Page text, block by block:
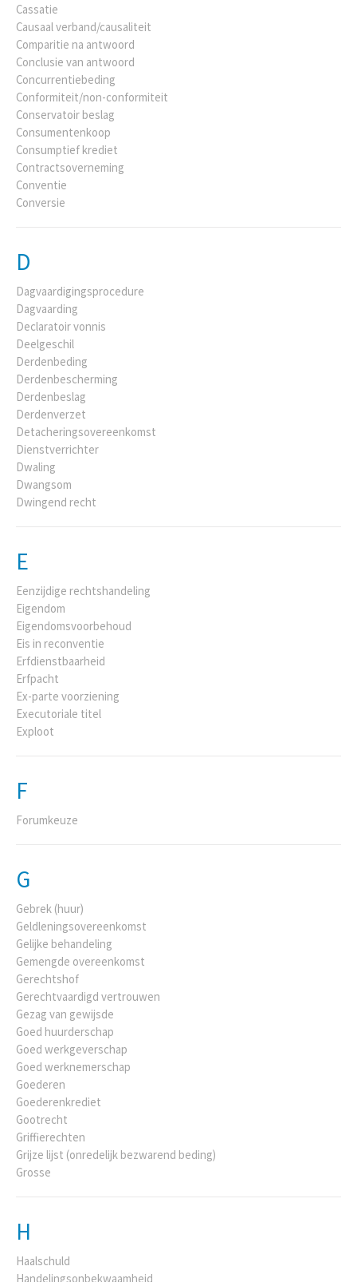
Cassatie
Causaal verband/causaliteit
Comparitie na antwoord
Conclusie van antwoord
Concurrentiebeding
Conformiteit/non-conformiteit
Conservatoir beslag
Consumentenkoop
Consumptief krediet
Contractsoverneming
Conventie
Conversie
D
Dagvaardigingsprocedure
Dagvaarding
Declaratoir vonnis
Deelgeschil
Derdenbeding
Derdenbescherming
Derdenbeslag
Derdenverzet
Detacheringsovereenkomst
Dienstverrichter
Dwaling
Dwangsom
Dwingend recht
E
Eenzijdige rechtshandeling
Eigendom
Eigendomsvoorbehoud
Eis in reconventie
Erfdienstbaarheid
Erfpacht
Ex-parte voorziening
Executoriale titel
Exploot
F
Forumkeuze
G
Gebrek (huur)
Geldleningsovereenkomst
Gelijke behandeling
Gemengde overeenkomst
Gerechtshof
Gerechtvaardigd vertrouwen
Gezag van gewijsde
Goed huurderschap
Goed werkgeverschap
Goed werknemerschap
Goederen
Goederenkrediet
Gootrecht
Griffierechten
Grijze lijst (onredelijk bezwarend beding)
Grosse
H
Haalschuld
Handelingsonbekwaamheid